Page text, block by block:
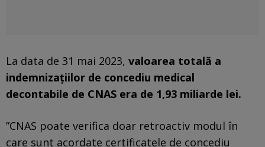
La data de 31 mai 2023, valoarea totală a
indemnizaţiilor de concediu medical
decontabile de CNAS era de 1,93 miliarde lei.
”CNAS poate verifica doar retroactiv modul în
care sunt acordate certificatele de concediu